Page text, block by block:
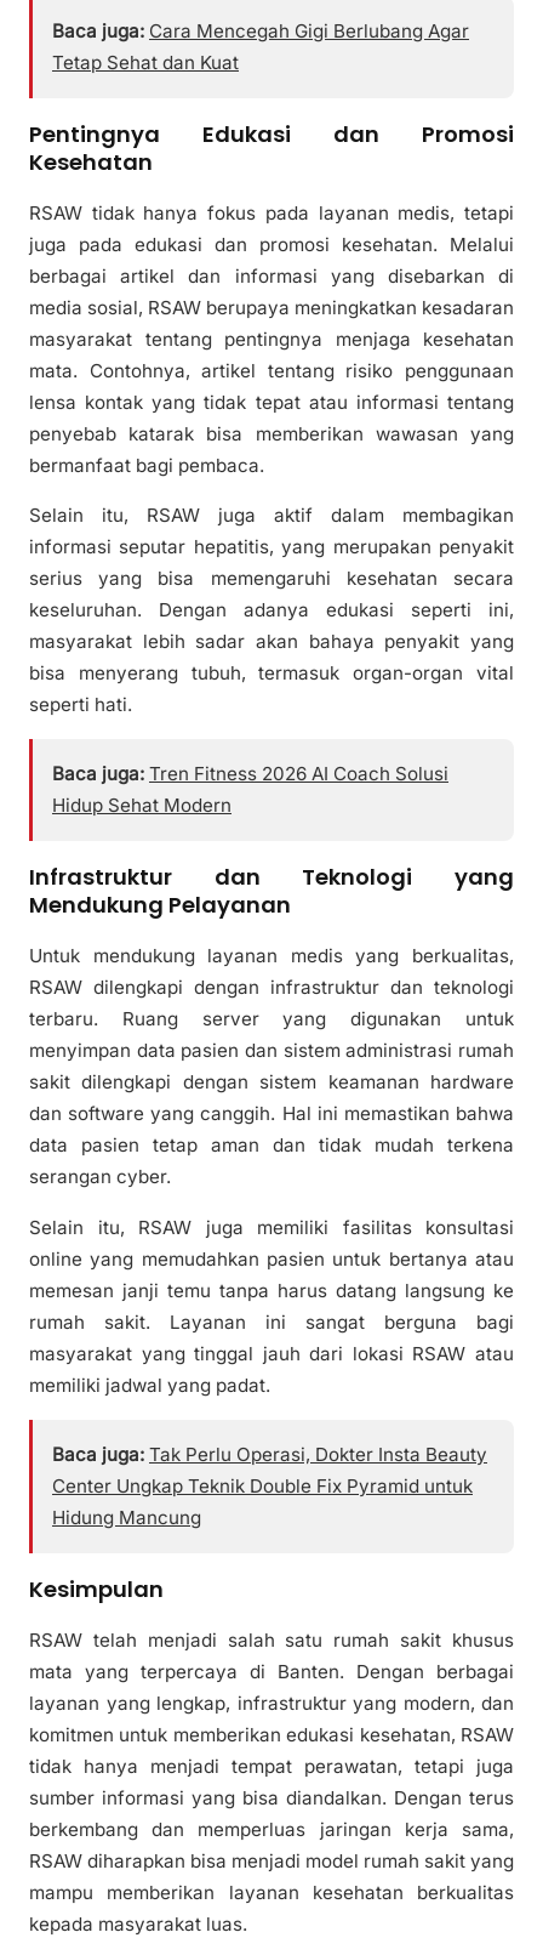
Baca juga: Cara Mencegah Gigi Berlubang Agar
Tetap Sehat dan Kuat
Pentingnya Edukasi dan Promosi
Kesehatan
RSAW tidak hanya fokus pada layanan medis, tetapi
juga pada edukasi dan promosi kesehatan. Melalui
berbagai artikel dan informasi yang disebarkan di
media sosial, RSAW berupaya meningkatkan kesadaran
masyarakat tentang pentingnya menjaga kesehatan
mata. Contohnya, artikel tentang risiko penggunaan
lensa kontak yang tidak tepat atau informasi tentang
penyebab katarak bisa memberikan wawasan yang
bermanfaat bagi pembaca.
Selain itu, RSAW juga aktif dalam membagikan
informasi seputar hepatitis, yang merupakan penyakit
serius yang bisa memengaruhi kesehatan secara
keseluruhan. Dengan adanya edukasi seperti ini,
masyarakat lebih sadar akan bahaya penyakit yang
bisa menyerang tubuh, termasuk organ-organ vital
seperti hati.
Baca juga: Tren Fitness 2026 AI Coach Solusi
Hidup Sehat Modern
Infrastruktur dan Teknologi yang
Mendukung Pelayanan
Untuk mendukung layanan medis yang berkualitas,
RSAW dilengkapi dengan infrastruktur dan teknologi
terbaru. Ruang server yang digunakan untuk
menyimpan data pasien dan sistem administrasi rumah
sakit dilengkapi dengan sistem keamanan hardware
dan software yang canggih. Hal ini memastikan bahwa
data pasien tetap aman dan tidak mudah terkena
serangan cyber.
Selain itu, RSAW juga memiliki fasilitas konsultasi
online yang memudahkan pasien untuk bertanya atau
memesan janji temu tanpa harus datang langsung ke
rumah sakit. Layanan ini sangat berguna bagi
masyarakat yang tinggal jauh dari lokasi RSAW atau
memiliki jadwal yang padat.
Baca juga: Tak Perlu Operasi, Dokter Insta Beauty
Center Ungkap Teknik Double Fix Pyramid untuk
Hidung Mancung
Kesimpulan
RSAW telah menjadi salah satu rumah sakit khusus
mata yang terpercaya di Banten. Dengan berbagai
layanan yang lengkap, infrastruktur yang modern, dan
komitmen untuk memberikan edukasi kesehatan, RSAW
tidak hanya menjadi tempat perawatan, tetapi juga
sumber informasi yang bisa diandalkan. Dengan terus
berkembang dan memperluas jaringan kerja sama,
RSAW diharapkan bisa menjadi model rumah sakit yang
mampu memberikan layanan kesehatan berkualitas
kepada masyarakat luas.